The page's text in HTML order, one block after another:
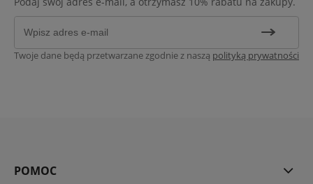
Twoje dane będą przetwarzane zgodnie z naszą polityką prywatności
POMOC